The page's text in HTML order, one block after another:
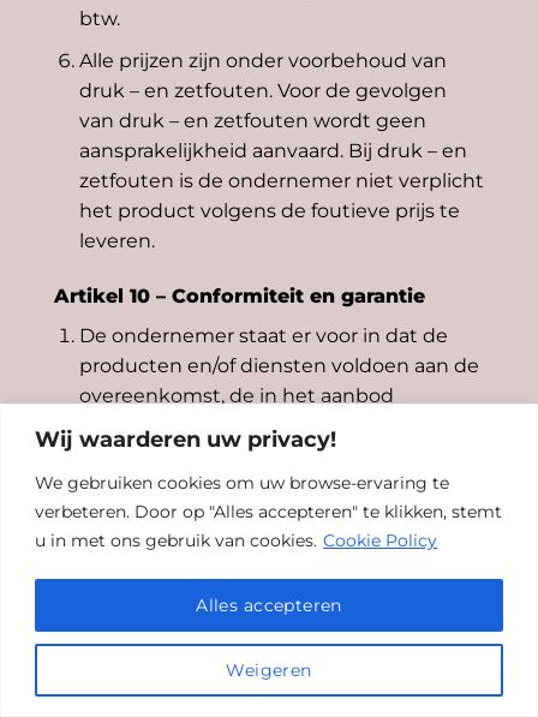
Wij waarderen uw privacy!
We gebruiken cookies om uw browse-ervaring te
verbeteren. Door op "Alles accepteren" te klikken, stemt
u in met ons gebruik van cookies. Cookie Policy
Weigeren
Alles accepteren
btw.
Alle prijzen zijn onder voorbehoud van
druk – en zetfouten. Voor de gevolgen
van druk – en zetfouten wordt geen
aansprakelijkheid aanvaard. Bij druk – en
zetfouten is de ondernemer niet verplicht
het product volgens de foutieve prijs te
leveren.
Artikel 10 – Conformiteit en garantie
De ondernemer staat er voor in dat de
producten en/of diensten voldoen aan de
overeenkomst, de in het aanbod
vermelde specificaties, aan de redelijke
eisen van deugdelijkheid en/of
bruikbaarheid en de op de datum van de
totstandkoming van de overeenkomst
bestaande wettelijke bepalingen en/of
overheidsvoorschriften. Indien
overeengekomen staat de ondernemer
er tevens voor in dat het product
geschikt is voor ander dan normaal
gebruik.